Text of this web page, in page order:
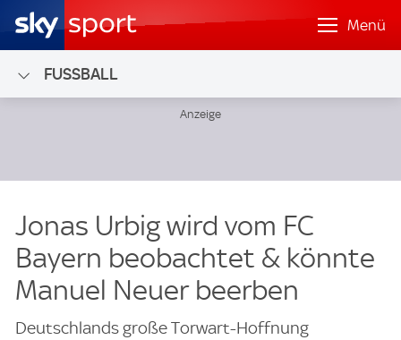
Menü
FUSSBALL
Jonas Urbig wird vom FC
Bayern beobachtet & könnte
Manuel Neuer beerben
Deutschlands große Torwart-Hoffnung